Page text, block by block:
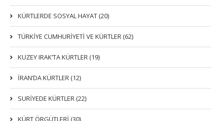
KÜRTLERDE SOSYAL HAYAT (20)
TÜRKİYE CUMHURİYETİ VE KÜRTLER (62)
KUZEY IRAK’TA KÜRTLER (19)
İRAN’DA KÜRTLER (12)
SURİYEDE KÜRTLER (22)
KÜRT ÖRGÜTLERİ (30)